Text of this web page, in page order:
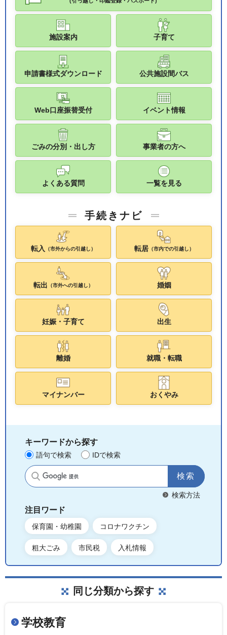
施設案内 子育て
申請書様式ダウンロード 公共施設間バス
Web口座振替受付 イベント情報
ごみの分別・出し方 事業者の方へ
よくある質問 一覧を見る
手続きナビ
転入 （市外からの引越し） 転居（市内での引越し）
転出 （市外への引越し） 婚姻
妊娠・子育て 出生
離婚 就職・転職
マイナンバー おくやみ
キーワードから探す
語句で検索 IDで検索
サイト内検索
検索方法
注目ワード
保育園・幼稚園 コロナワクチン
粗大ごみ 市民税 入札情報
同じ分類から探す
学校教育